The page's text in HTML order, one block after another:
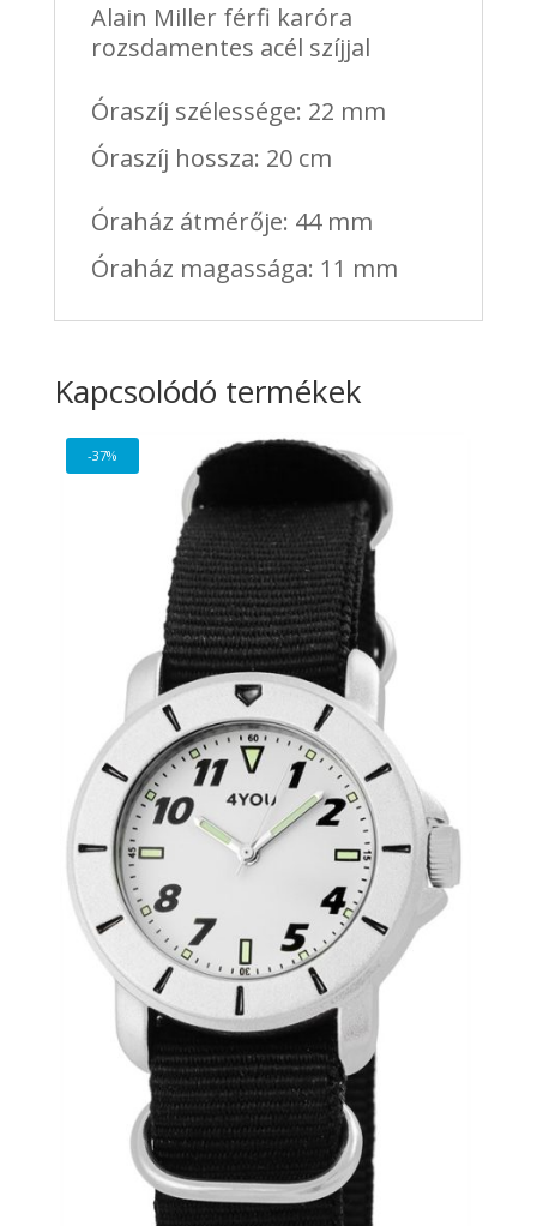
Alain Miller férfi karóra
rozsdamentes acél szíjjal
Óraszíj szélessége: 22 mm
Óraszíj hossza: 20 cm
Óraház átmérője: 44 mm
Óraház magassága: 11 mm
Kapcsolódó termékek
-37%